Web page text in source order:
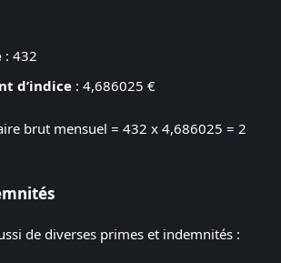
: 432
d’indice : 4,686025 €
brut mensuel = 432 x 4,686025 = 2
de diverses primes et indemnités :